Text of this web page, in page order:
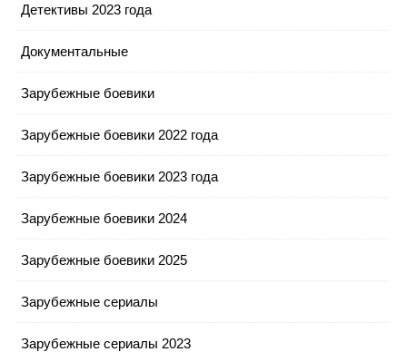
Детективы 2023 года
Документальные
Зарубежные боевики
Зарубежные боевики 2022 года
Зарубежные боевики 2023 года
Зарубежные боевики 2024
Зарубежные боевики 2025
Зарубежные сериалы
Зарубежные сериалы 2023